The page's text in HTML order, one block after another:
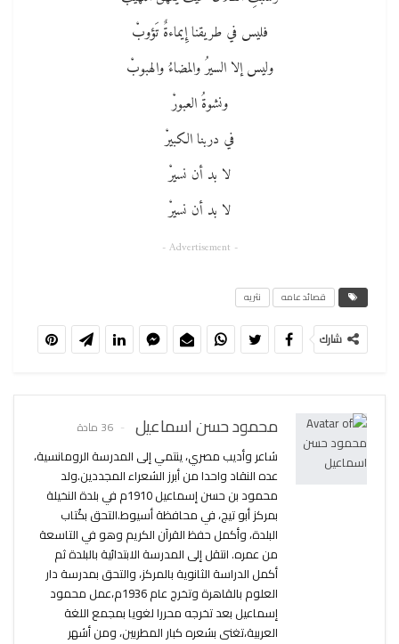
فليس في طريقنا إِيماءةٌ تَؤوبْ
وليس إلا السيرُ والمضاءُ والهبوبْ
ونشوةُ العبورْ
في دربنا الكبيرْ
لا بد أن نسيرْ
لا بد أن نسيرْ
- Advertisement -
قصائد عامه نثريه
شارك
محمود حسن اسماعيل 36 مادة
شاعر وأديب مصري، ينتمي إلى المدرسة الرومانسية،
عده النقاد واحدا من أبرز الشعراء المجددين.ولد
محمود بن حسن إسماعيل 1910م في بلدة النخيلة
بمركز أبو تيج، في محافظة أسيوط.التحق بكُتاب
البلدة، وأكمل حفظ القرآن الكريم وهو في التاسعة
من عمره. انتقل إلى المدرسة الابتدائية بالبلدة ثم
أكمل الدراسة الثانوية بالمركز، والتحق بمدرسة دار
العلوم بالقاهرة وتخرج عام 1936م،عمل محمود
إسماعيل بعد تخرجه محررا لغويا بمجمع اللغة
العربية،تغنى بشعره كبار المطربين، ومن أشهر